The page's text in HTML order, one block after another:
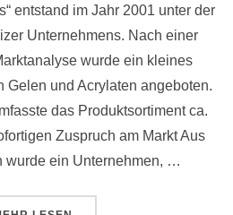
entstand im Jahr 2001 unter der
Unternehmens. Nach einer
wurde ein kleines
Gelen und Acrylaten angeboten.
das Produktsortiment ca.
Zuspruch am Markt Aus
wurde ein Unternehmen, …